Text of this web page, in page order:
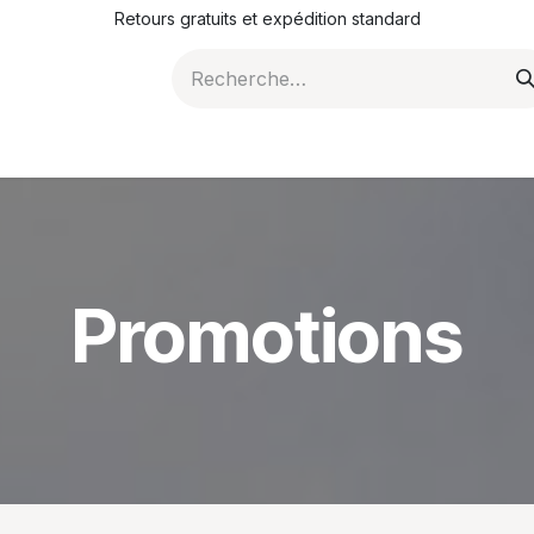
Retours gratuits et expédition standard
Promotions